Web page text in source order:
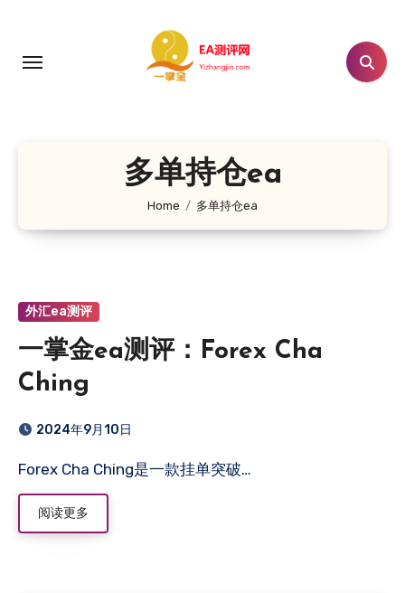
多单持仓ea
Home 多单持仓ea
外汇ea测评
一掌金ea测评：Forex Cha
Ching
2024年9月10日
Forex Cha Ching是一款挂单突破…
阅读更多